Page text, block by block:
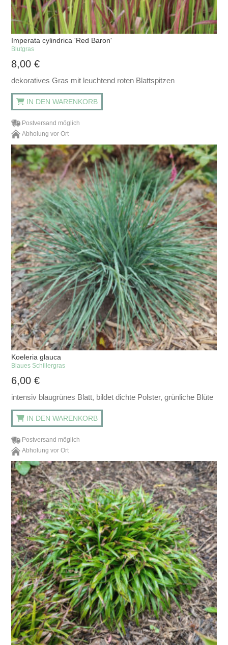
Imperata cylindrica 'Red Baron'
Blutgras
8,00€
dekoratives Gras mit leuchtend roten Blattspitzen
IN DEN WARENKORB
Postversand möglich
Abholung vor Ort
Koeleria glauca
Blaues Schillergras
6,00€
intensiv blaugrünes Blatt, bildet dichte Polster, grünliche Blüte
IN DEN WARENKORB
Postversand möglich
Abholung vor Ort